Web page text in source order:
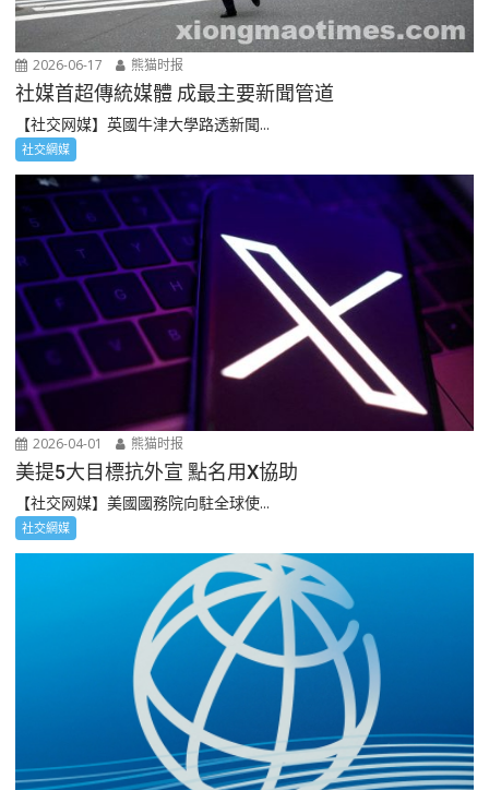
2026-06-17 熊猫时报
社媒首超傳統媒體 成最主要新聞管道
【社交网媒】英國牛津大學路透新聞...
社交網媒
2026-04-01 熊猫时报
美提5大目標抗外宣 點名用X協助
【社交网媒】美國國務院向駐全球使...
社交網媒